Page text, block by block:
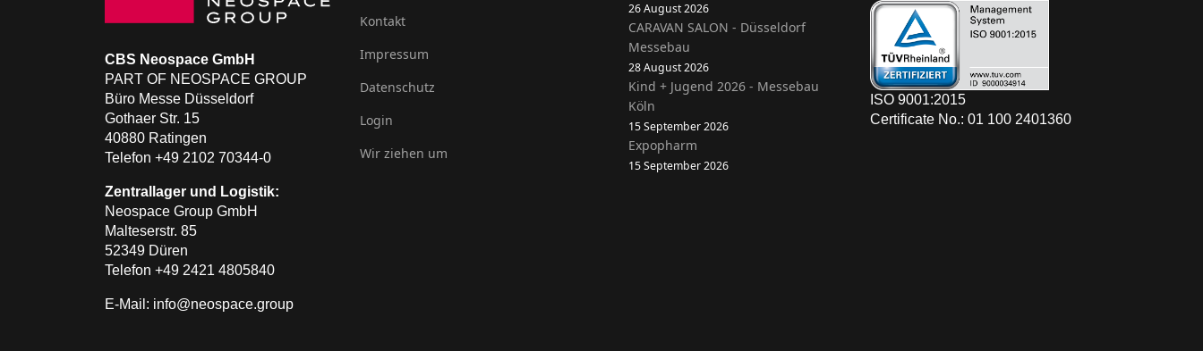
CBS Neospace GmbH
PART OF NEOSPACE GROUP
Büro Messe Düsseldorf
Gothaer Str. 15
40880 Ratingen
Telefon +49 2102 70344-0
Zentrallager und Logistik:
Neospace Group GmbH
Malteserstr. 85
52349 Düren
Telefon +49 2421 4805840
E-Mail: info@neospace.group
Kontakt
Impressum
Datenschutz
Login
Wir ziehen um
26 August 2026
CARAVAN SALON - Düsseldorf
Messebau
28 August 2026
Kind + Jugend 2026 - Messebau
Köln
15 September 2026
Expopharm
15 September 2026
ISO 9001:2015
Certificate No.: 01 100 2401360